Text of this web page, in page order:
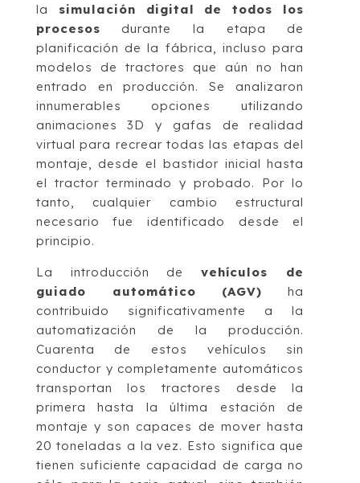
la simulación digital de todos los
procesos durante la etapa de
planificación de la fábrica, incluso para
modelos de tractores que aún no han
entrado en producción. Se analizaron
innumerables opciones utilizando
animaciones 3D y gafas de realidad
virtual para recrear todas las etapas del
montaje, desde el bastidor inicial hasta
el tractor terminado y probado. Por lo
tanto, cualquier cambio estructural
necesario fue identificado desde el
principio.
La introducción devehículos de
guiado automático (AGV) ha
contribuido significativamente a la
automatización de la producción.
Cuarenta de estos vehículos sin
conductor y completamente automáticos
transportan los tractores desde la
primera hasta la última estación de
montaje y son capaces de mover hasta
20 toneladas a la vez. Esto significa que
tienen suficiente capacidad de carga no